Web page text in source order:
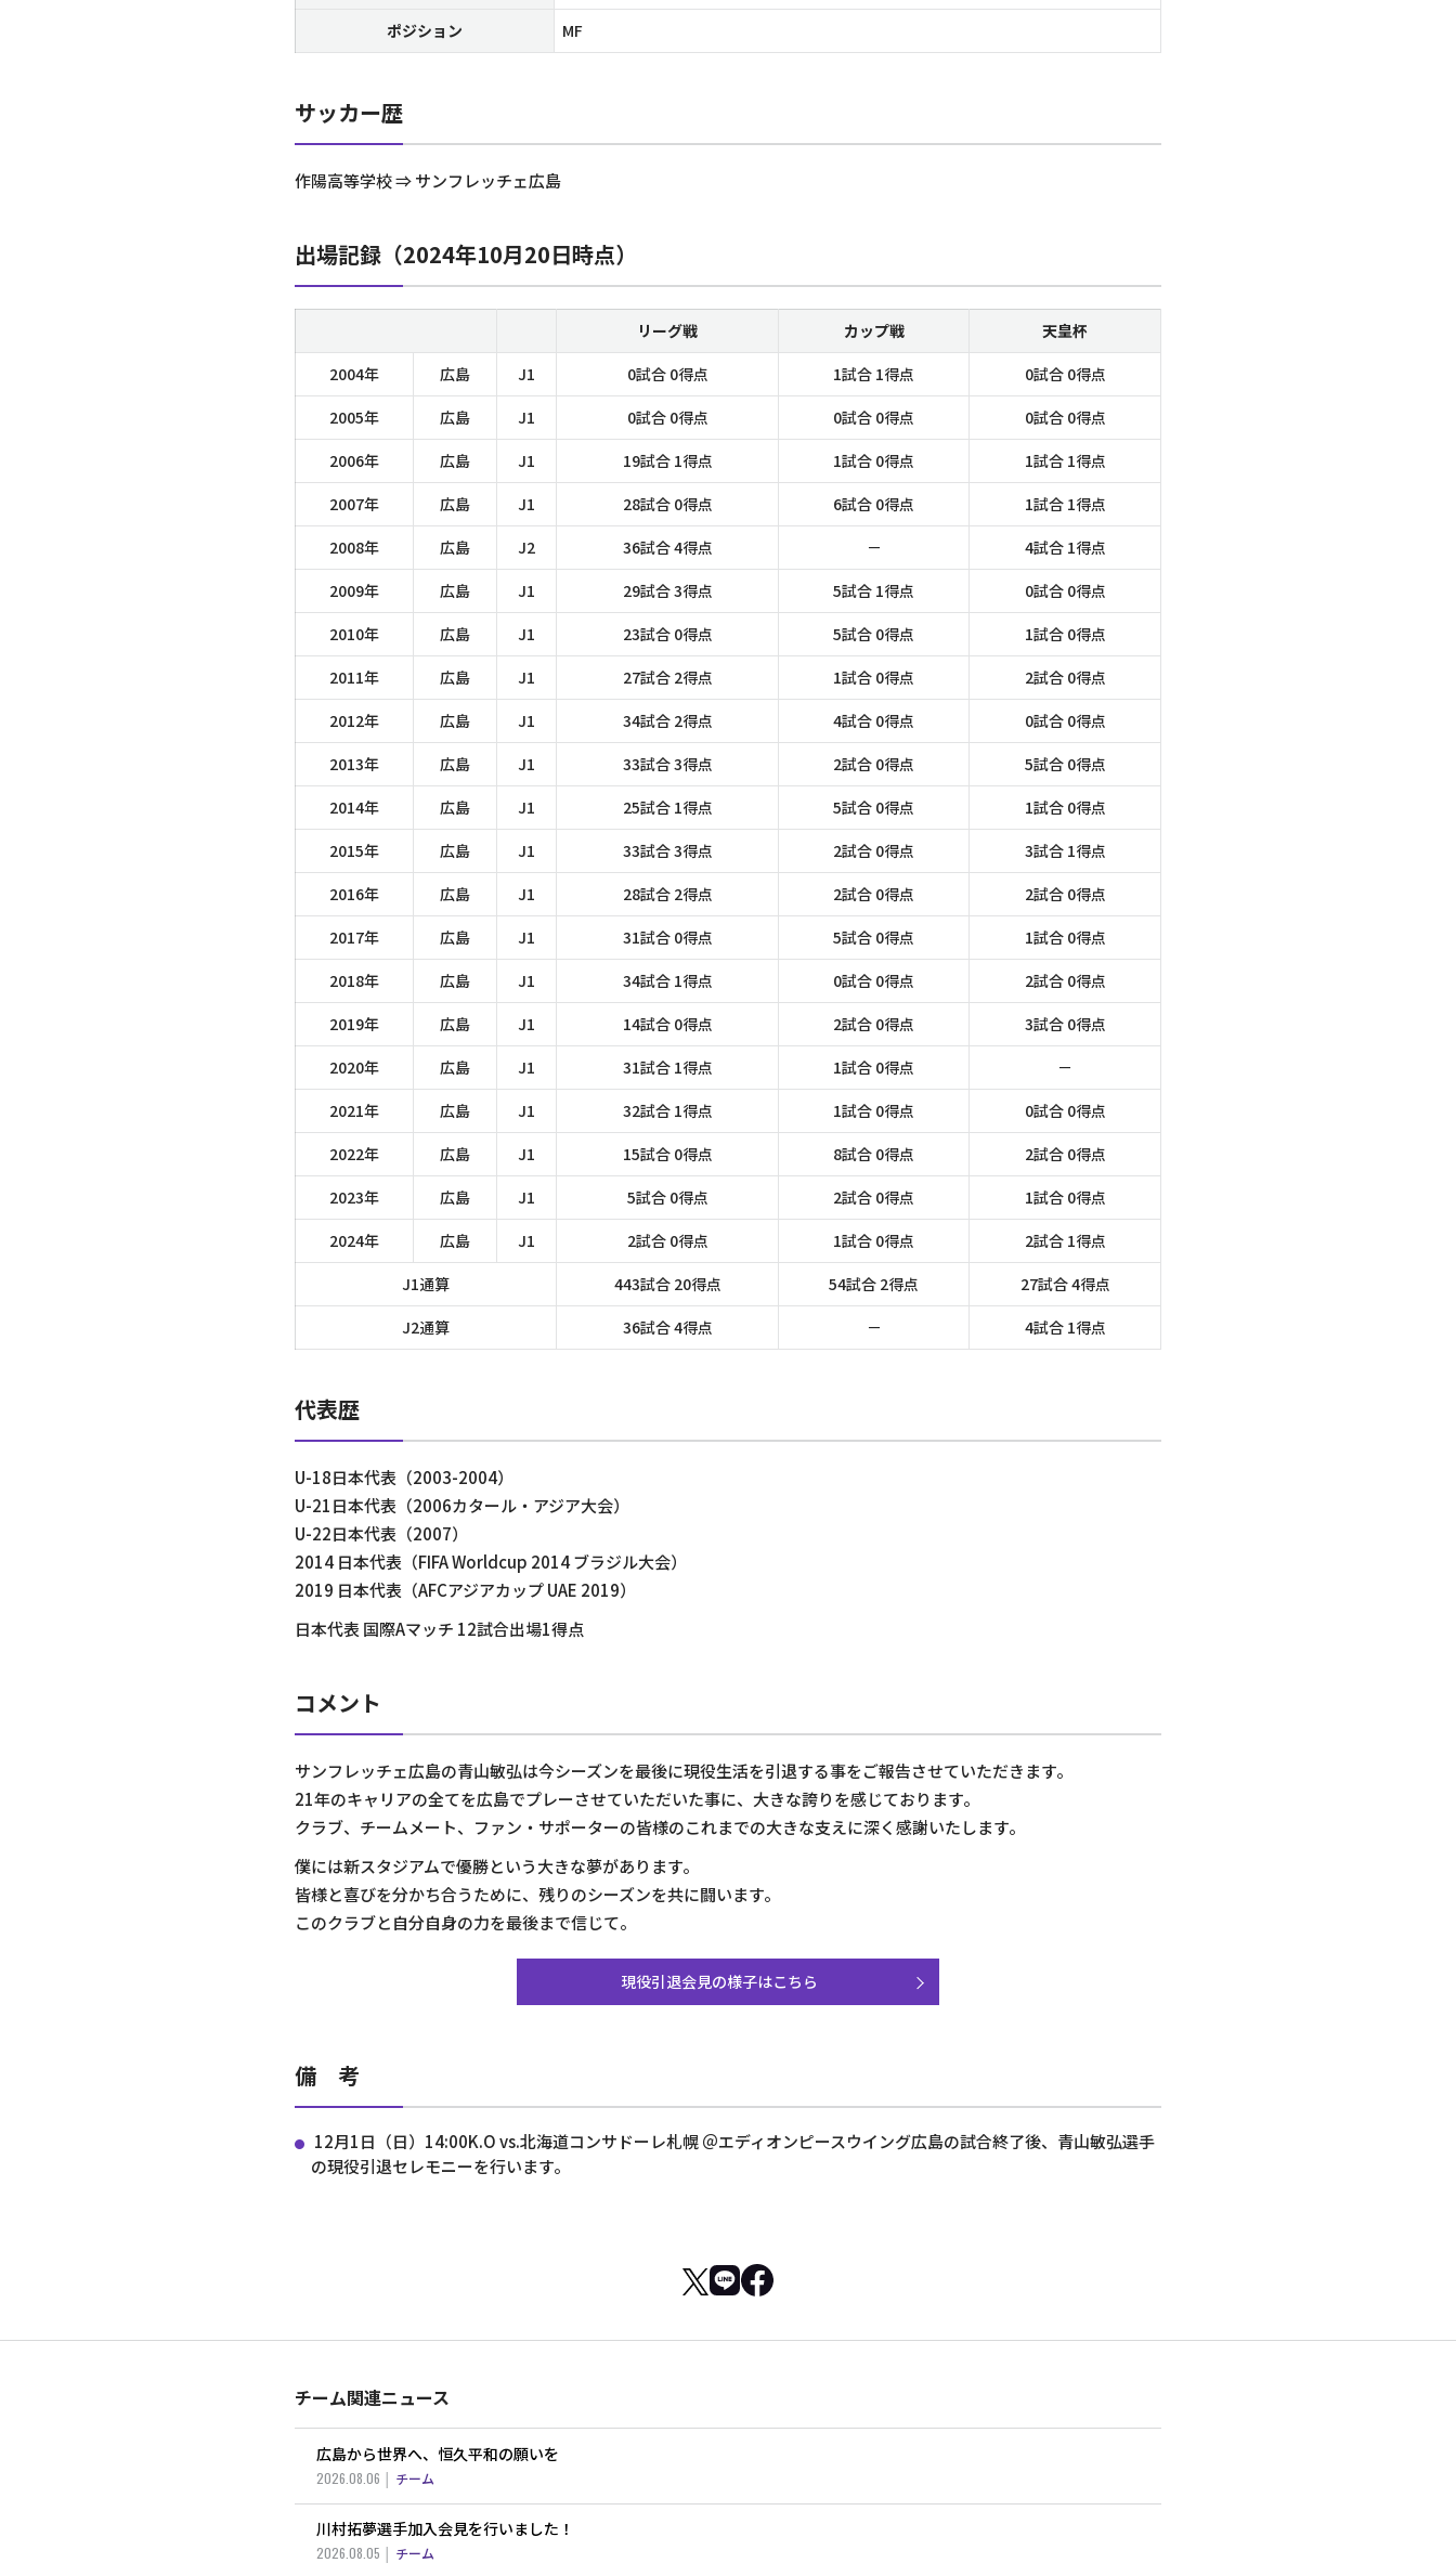
ポジション
MF
サッカー歴
作陽高等学校 ⇒ サンフレッチェ広島
出場記録（2024年10月20日時点）
リーグ戦 カップ戦
天皇杯
2004年
広島 J1 0試合 0得点 1試合 1得点
0試合 0得点
2005年
広島 J1 0試合 0得点 0試合 0得点
0試合 0得点
2006年
広島 J1 19試合 1得点 1試合 0得点
1試合 1得点
2007年
広島 J1 28試合 0得点 6試合 0得点
1試合 1得点
2008年
広島 J2 36試合 4得点 －
4試合 1得点
2009年
広島 J1 29試合 3得点 5試合 1得点
0試合 0得点
2010年
広島 J1 23試合 0得点 5試合 0得点
1試合 0得点
2011年
広島 J1 27試合 2得点 1試合 0得点
2試合 0得点
2012年
広島 J1 34試合 2得点 4試合 0得点
0試合 0得点
2013年
広島 J1 33試合 3得点 2試合 0得点
5試合 0得点
2014年
広島 J1 25試合 1得点 5試合 0得点
1試合 0得点
2015年
広島 J1 33試合 3得点 2試合 0得点
3試合 1得点
2016年
広島 J1 28試合 2得点 2試合 0得点
2試合 0得点
2017年
広島 J1 31試合 0得点 5試合 0得点
1試合 0得点
2018年
広島 J1 34試合 1得点 0試合 0得点
2試合 0得点
2019年
広島 J1 14試合 0得点 2試合 0得点
3試合 0得点
2020年
広島 J1 31試合 1得点 1試合 0得点
－
2021年
広島 J1 32試合 1得点 1試合 0得点
0試合 0得点
2022年
広島 J1 15試合 0得点 8試合 0得点
2試合 0得点
2023年
広島 J1 5試合 0得点 2試合 0得点
1試合 0得点
2024年
広島 J1 2試合 0得点 1試合 0得点
2試合 1得点
J1通算
443試合 20得点 54試合 2得点
27試合 4得点
J2通算
36試合 4得点 － 4試合 1得点
代表歴
U-18日本代表（2003-2004）
U-21日本代表（2006カタール・アジア大会）
U-22日本代表（2007）
2014 日本代表（FIFA Worldcup 2014 ブラジル大会）
2019 日本代表（AFCアジアカップ UAE 2019）
日本代表 国際Aマッチ 12試合出場1得点
コメント
サンフレッチェ広島の青山敏弘は今シーズンを最後に現役生活を引退する事をご報告させていただきます。
21年のキャリアの全てを広島でプレーさせていただいた事に、大きな誇りを感じております。
クラブ、チームメート、ファン・サポーターの皆様のこれまでの大きな支えに深く感謝いたします。
僕には新スタジアムで優勝という大きな夢があります。
皆様と喜びを分かち合うために、残りのシーズンを共に闘います。
このクラブと自分自身の力を最後まで信じて。
現役引退会見の様子はこちら
備 考
12月1日（日）14:00K.O vs.北海道コンサドーレ札幌 ＠エディオンピースウイング広島の試合終了後、青山敏弘選手
の現役引退セレモニーを行います。
チーム関連ニュース
広島から世界へ、恒久平和の願いを
2026.08.06 チーム
川村拓夢選手加入会見を行いました！
2026.08.05 チーム